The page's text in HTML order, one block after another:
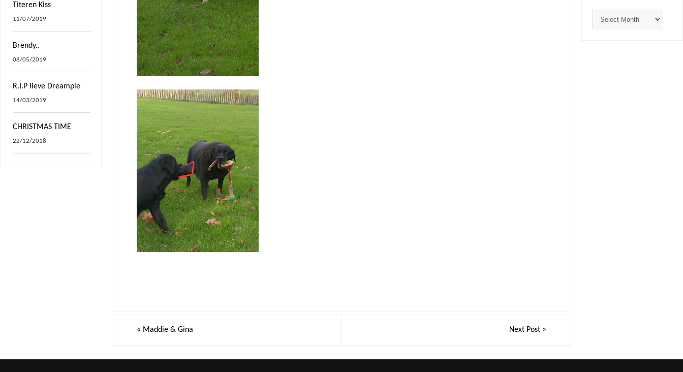
« Maddie & Gina Next Post »
Titeren Kiss
11/07/2019
Brendy..
08/05/2019
R.I.P lieve Dreampie
14/03/2019
CHRISTMAS TIME
22/12/2018